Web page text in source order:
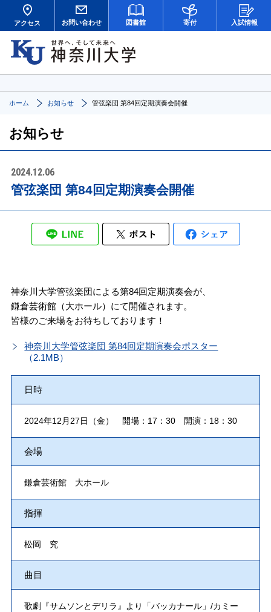
アクセス お問い合わせ 図書館 寄付 入試情報
ホーム お知らせ 管弦楽団 第84回定期演奏会開催
お知らせ
2024.12.06
管弦楽団 第84回定期演奏会開催
神奈川大学管弦楽団による第84回定期演奏会が、
鎌倉芸術館（大ホール） にて開催されます。
皆様のご来場をお待ちしております！
神奈川大学管弦楽団 第84回定期演奏会ポスター
（2.1MB）
日時
2024年12月27日（金） 開場：17：30 開演：18：30
会場
鎌倉芸術館 大ホール
指揮
松岡 究
曲目
歌劇『サムソンとデリラ』より「バッカナール」/カミー